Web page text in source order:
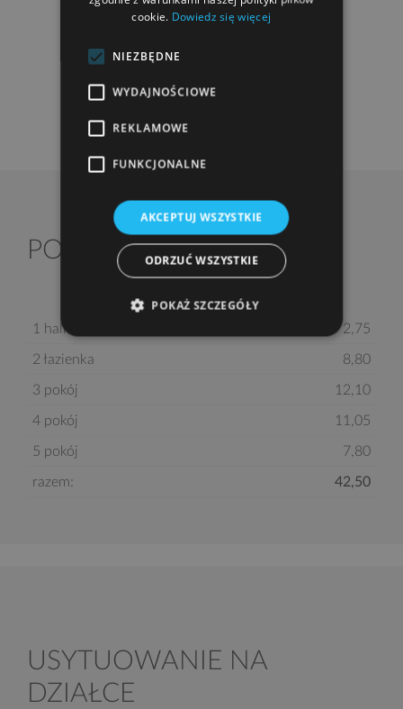
powierzchnię
POWIĘKSZ RZUT
PODDASZE 42,50 m2
1 hall z komunikacją 2,75
2 łazienka 8,80
3 pokój 12,10
4 pokój 11,05
5 pokój 7,80
razem: 42,50
USYTUOWANIE NA
DZIAŁCE
cookie. Dowiedz się więcej
NIEZBĘDNE
WYDAJNOŚCIOWE
REKLAMOWE
FUNKCJONALNE
AKCEPTUJ WSZYSTKIE
ODRZUĆ WSZYSTKIE
POKAŻ SZCZEGÓŁY